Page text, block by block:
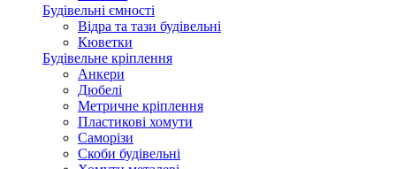
Будівельні ємності
Відра та тази будівельні
Кюветки
Будівельне кріплення
Анкери
Дюбелі
Метричне кріплення
Пластикові хомути
Саморізи
Скоби будівельні